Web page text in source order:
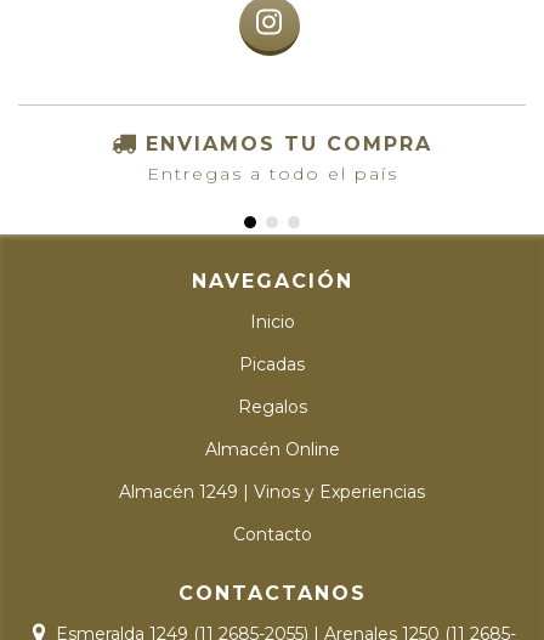
ENVIAMOS TU COMPRA
Entregas a todo el país
NAVEGACIÓN
Inicio
Picadas
Regalos
Almacén Online
Almacén 1249 | Vinos y Experiencias
Contacto
CONTACTANOS
Esmeralda 1249 (11 2685-2055) | Arenales 1250 (11 2685-